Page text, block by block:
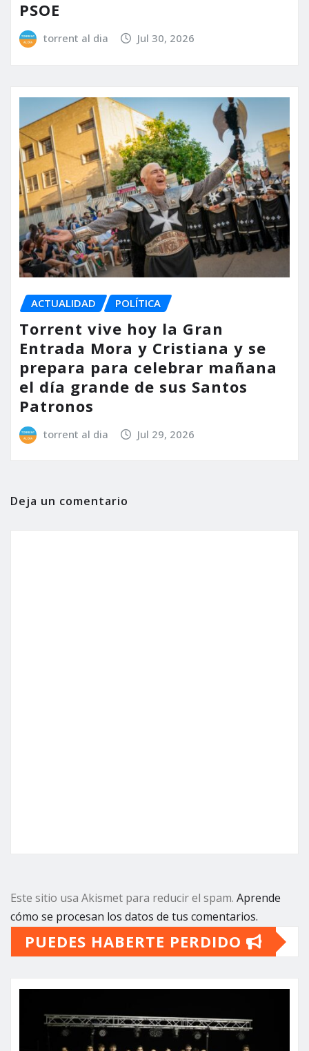
PSOE
torrent al dia Jul 30, 2026
ACTUALIDAD POLÍTICA
Torrent vive hoy la Gran
Entrada Mora y Cristiana y se
prepara para celebrar mañana
el día grande de sus Santos
Patronos
torrent al dia Jul 29, 2026
Deja un comentario
Este sitio usa Akismet para reducir el spam. Aprende
cómo se procesan los datos de tus comentarios.
PUEDES HABERTE PERDIDO